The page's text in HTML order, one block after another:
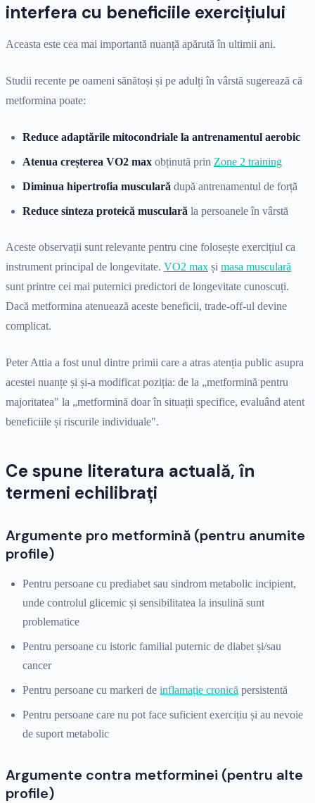
interfera cu beneficiile exercițiului
Aceasta este cea mai importantă nuanță apărută în ultimii ani.
Studii recente pe oameni sănătoși și pe adulți în vârstă sugerează că
metformina poate:
Reduce adaptările mitocondriale la antrenamentul aerobic
Atenua creșterea VO2 max obținută prin Zone 2 training
Diminua hipertrofia musculară după antrenamentul de forță
Reduce sinteza proteică musculară la persoanele în vârstă
Aceste observații sunt relevante pentru cine folosește exercițiul ca
instrument principal de longevitate. VO2 max și masa musculară
sunt printre cei mai puternici predictori de longevitate cunoscuți.
Dacă metformina atenuează aceste beneficii, trade-off-ul devine
complicat.
Peter Attia a fost unul dintre primii care a atras atenția public asupra
acestei nuanțe și și-a modificat poziția: de la „metformină pentru
majoritatea" la „metformină doar în situații specifice, evaluând atent
beneficiile și riscurile individuale".
Ce spune literatura actuală, în
termeni echilibrați
Argumente pro metformină (pentru anumite
profile)
Pentru persoane cu prediabet sau sindrom metabolic incipient,
unde controlul glicemic și sensibilitatea la insulină sunt
problematice
Pentru persoane cu istoric familial puternic de diabet și/sau
cancer
Pentru persoane cu markeri de inflamație cronică persistentă
Pentru persoane care nu pot face suficient exercițiu și au nevoie
de suport metabolic
Argumente contra metforminei (pentru alte
profile)